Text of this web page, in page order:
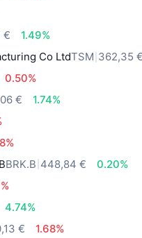
€
1.49%
Co LtdTSM 362,35
0.50%
€
1.74%
BRK.B 448,84 €
0.20%
4.74%
€
1.68%